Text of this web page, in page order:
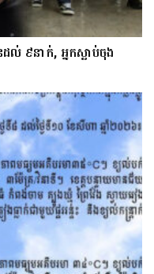
ល់ ៩នាក់, អ្នកស្លាប់ចុង